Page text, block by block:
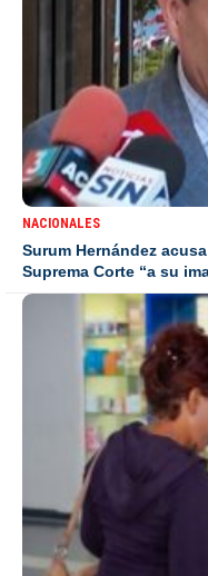
NACIONALES
Surum Hernández
Suprema Corte “a su